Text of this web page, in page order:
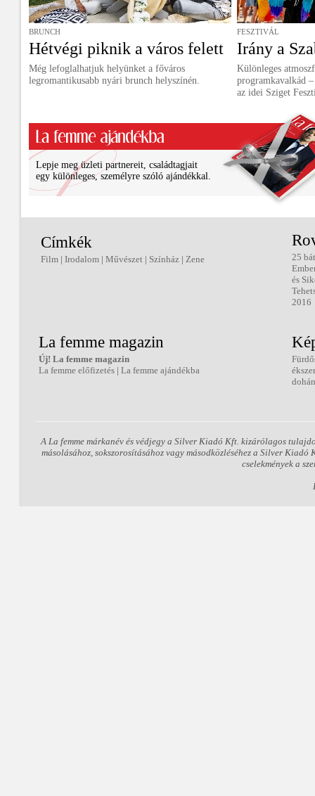
BRUNCH
Hétvégi piknik a város felett
Még lefoglalhatjuk helyünket a főváros
legromantikusabb nyári brunch helyszínén.
FESZTIVÁL
Irány a
Különleges
programkavalkád
az idei Sziget
Lepje meg üzleti partnereit, családtagjait
egy különleges, személyre szóló ajándékkal.
Címkék
Film | Irodalom | Művészet | Színház | Zene
25
és
2016
La femme magazin
Új! La femme magazin
La femme előfizetés | La femme ajándékba
A La femme márkanév és védjegy a Silver Kiadó Kft. kizárólagos
másolásához, sokszorosításához vagy másodközléséhez a Silver
cselekmények a